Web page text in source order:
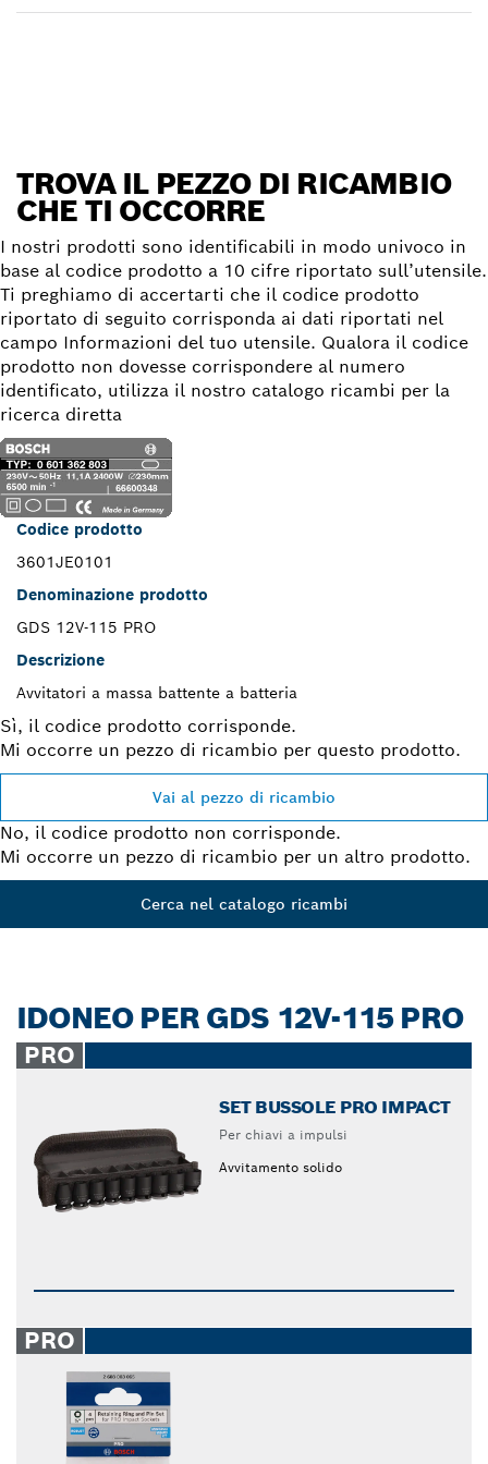
TROVA IL PEZZO DI RICAMBIO
CHE TI OCCORRE
I nostri prodotti sono identificabili in modo univoco in
base al codice prodotto a 10 cifre riportato sull’utensile.
Ti preghiamo di accertarti che il codice prodotto
riportato di seguito corrisponda ai dati riportati nel
campo Informazioni del tuo utensile. Qualora il codice
prodotto non dovesse corrispondere al numero
identificato, utilizza il nostro catalogo ricambi per la
ricerca diretta
Codice prodotto
3601JE0101
Denominazione prodotto
GDS 12V-115 PRO
Descrizione
Avvitatori a massa battente a batteria
Sì, il codice prodotto corrisponde.
Mi occorre un pezzo di ricambio per questo prodotto.
Vai al pezzo di ricambio
No, il codice prodotto non corrisponde.
Mi occorre un pezzo di ricambio per un altro prodotto.
Cerca nel catalogo ricambi
IDONEO PER GDS 12V-115 PRO
PRO
SET BUSSOLE PRO IMPACT
Per chiavi a impulsi
Avvitamento solido
PRO